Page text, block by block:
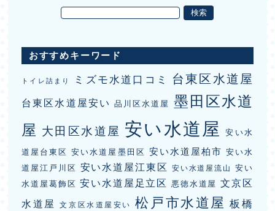
おすすめキーワード
トイレ詰まり ミズモ水道口コミ 台東区水道屋
台東区水道屋安い 品川区水道屋
墨田区水道
屋 大田区水道屋 安い水道屋
安い水
道屋台東区 安い水道屋墨田区 安い水道屋柏市 安い水
道屋江戸川区 安い水道屋江東区 安い水道屋流山
安い
水道屋葛飾区 安い水道屋足立区 悪徳水道屋
文京区
水道屋
文京区水道屋安い 松戸市水道屋 板橋